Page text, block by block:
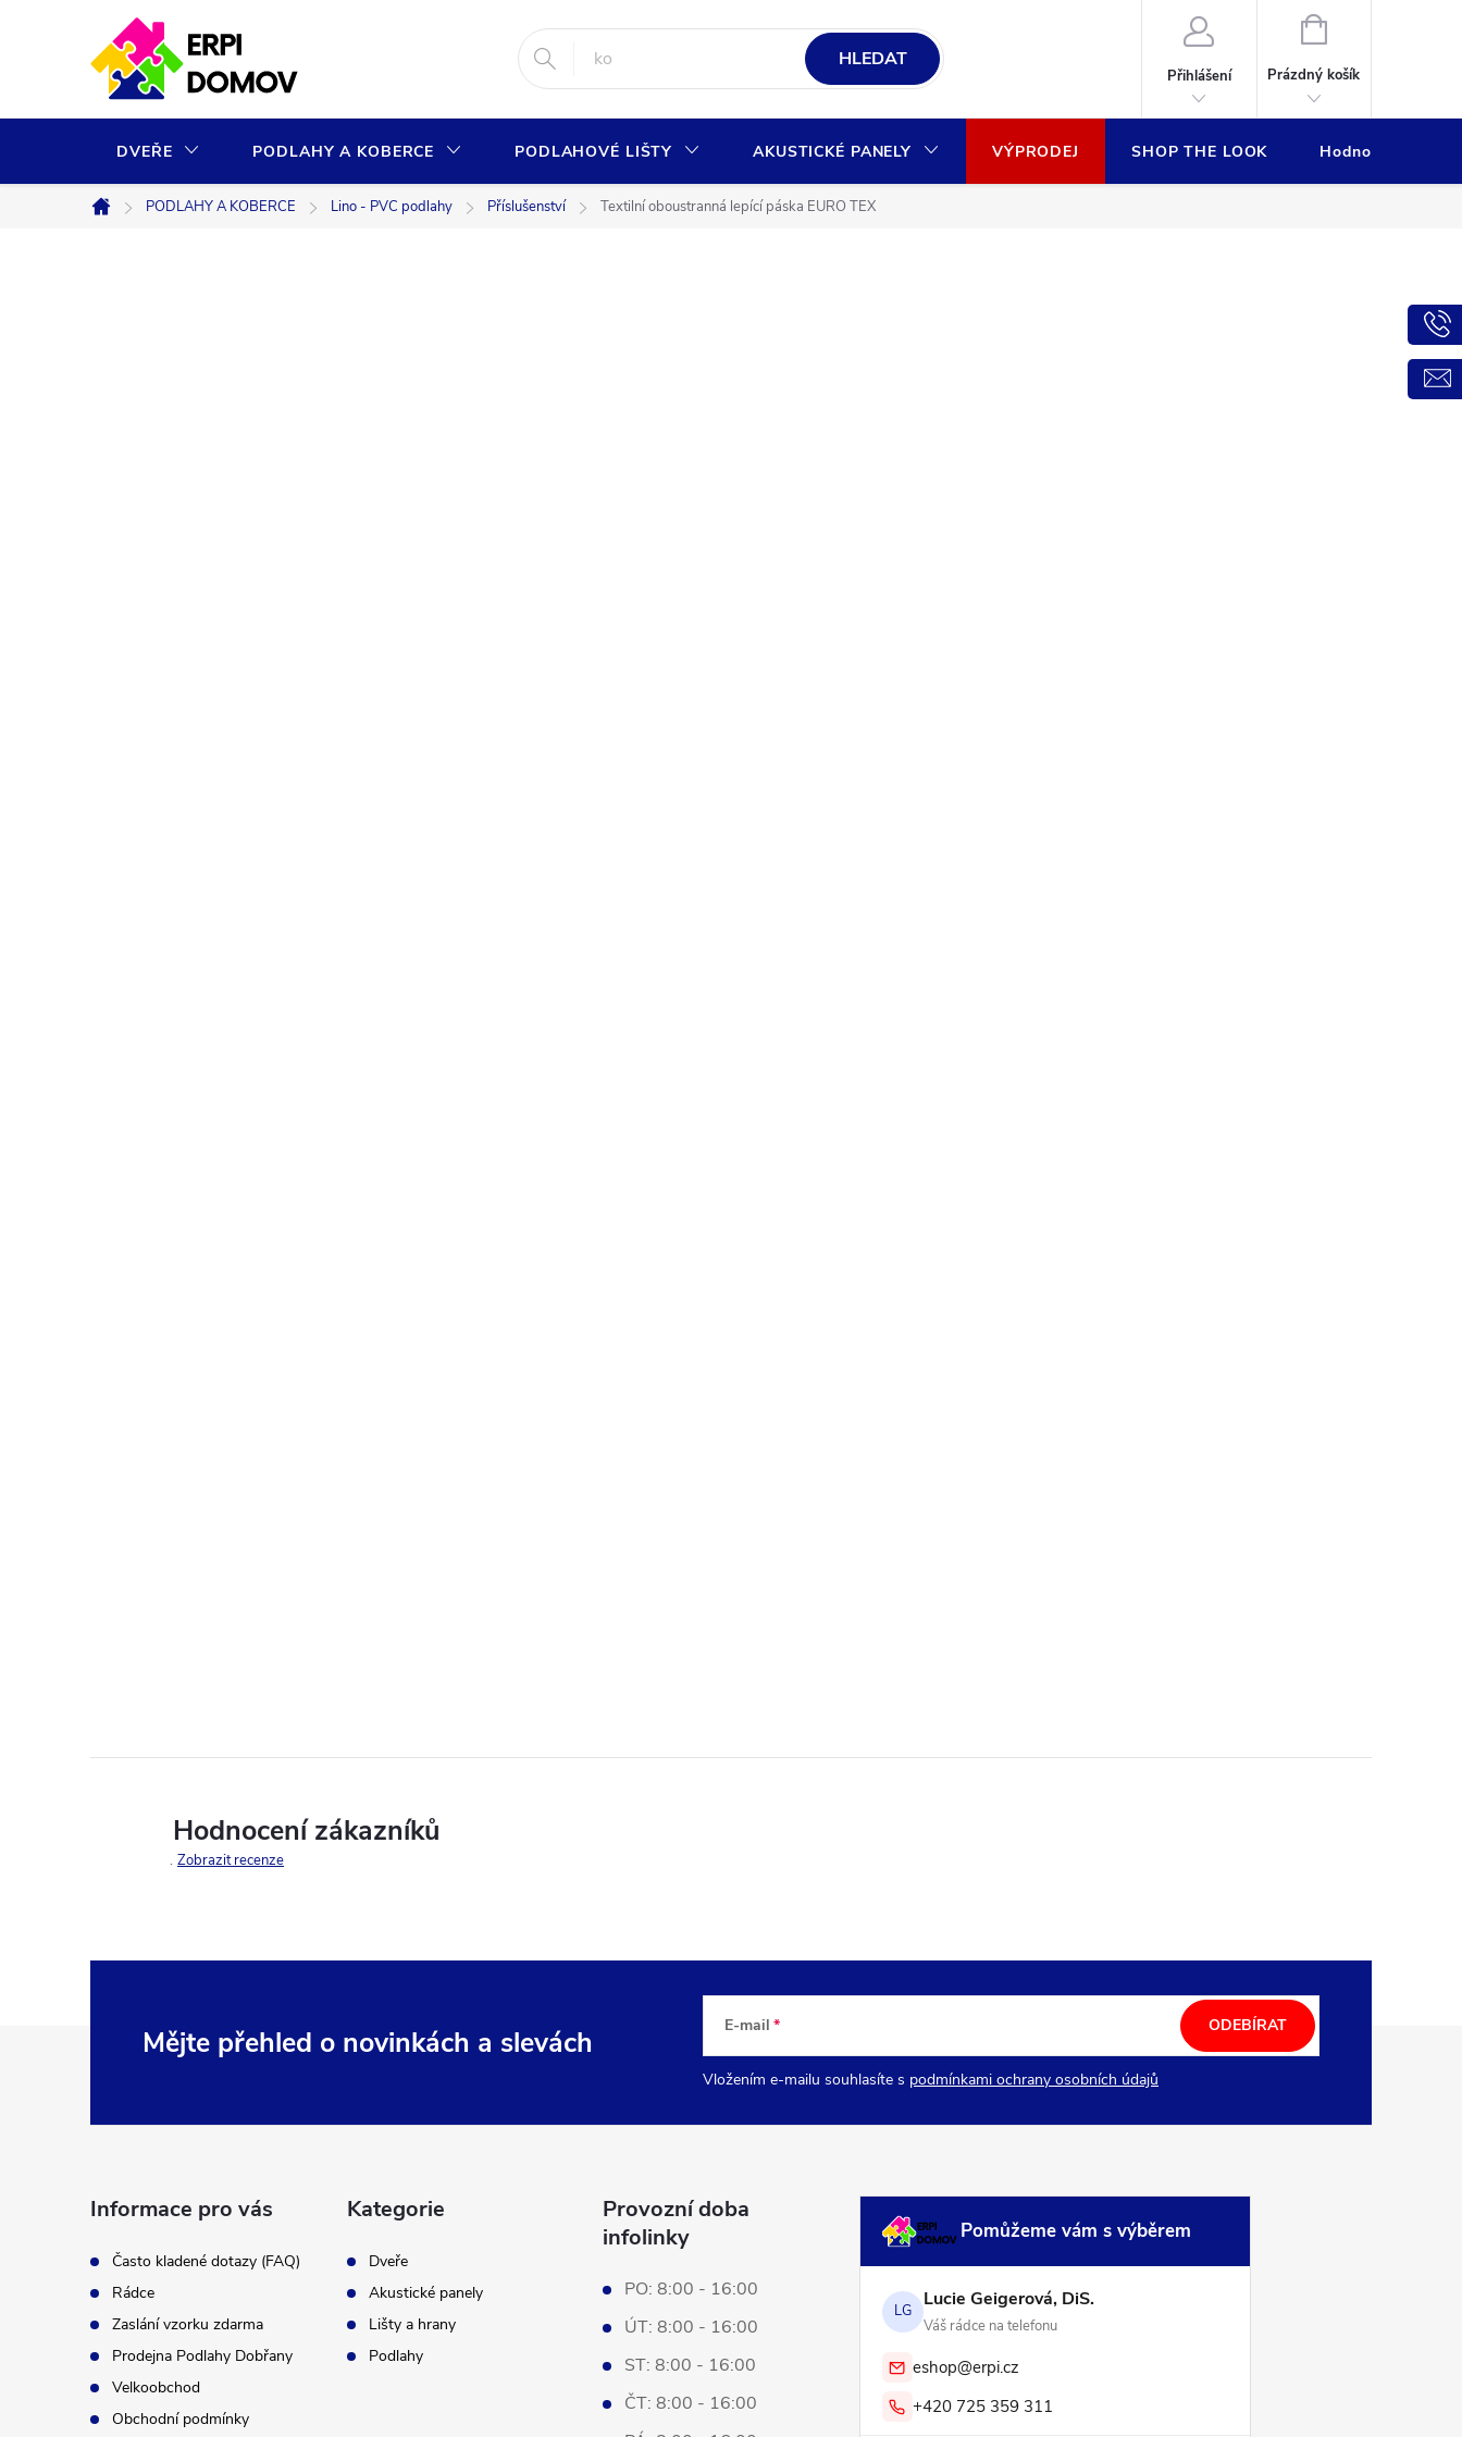
HLEDAT
Přihlášení
NÁKUPNÍ
Prázdný košík
DVEŘE PODLAHY A KOBERCE PODLAHOVÉ LIŠTY AKUSTICKÉ PANELY VÝPRODEJ SHOP THE LOOK Hodnocení
Domů
PODLAHY A KOBERCE Lino - PVC podlahy Příslušenství Textilní oboustranná lepící páska EURO TEX
Hodnocení zákazníků
Zobrazit recenze
Mějte přehled o novinkách a slevách E-mail
Vložením e-mailu souhlasíte s podmínkami ochrany osobních údajů
ODEBÍRAT
Informace pro vás
Často kladené dotazy (FAQ)
Rádce
Zaslání vzorku zdarma
Prodejna Podlahy Dobřany
Velkoobchod
Obchodní podmínky
Kategorie
Dveře
Akustické panely
Lišty a hrany
Podlahy
Provozní doba
infolinky
PO: 8:00 - 16:00
ÚT: 8:00 - 16:00
ST: 8:00 - 16:00
ČT: 8:00 - 16:00
Pomůžeme vám s výběrem
LG Lucie Geigerová, DiS.
Váš rádce na telefonu
eshop@erpi.cz
+420 725 359 311